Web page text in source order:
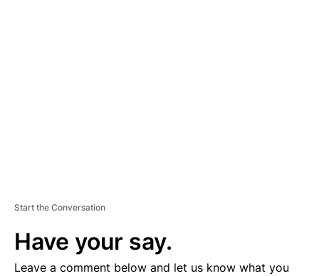
Start the Conversation
Have your say.
Leave a comment below and let us know what you